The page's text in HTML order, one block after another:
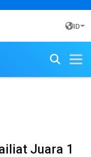
ID
Juara 1